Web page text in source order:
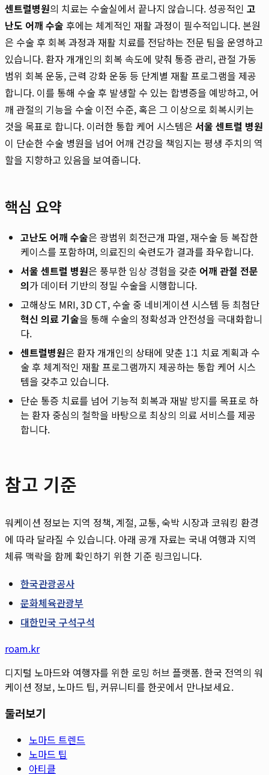
센트럴병원의 치료는 수술실에서 끝나지 않습니다. 성공적인 고
난도 어깨 수술 후에는 체계적인 재활 과정이 필수적입니다. 본원
은 수술 후 회복 과정과 재활 치료를 전담하는 전문 팀을 운영하고
있습니다. 환자 개개인의 회복 속도에 맞춰 통증 관리, 관절 가동
범위 회복 운동, 근력 강화 운동 등 단계별 재활 프로그램을 제공
합니다. 이를 통해 수술 후 발생할 수 있는 합병증을 예방하고, 어
깨 관절의 기능을 수술 이전 수준, 혹은 그 이상으로 회복시키는
것을 목표로 합니다. 이러한 통합 케어 시스템은 서울 센트럴 병원
이 단순한 수술 병원을 넘어 어깨 건강을 책임지는 평생 주치의 역
할을 지향하고 있음을 보여줍니다.
핵심 요약
고난도 어깨 수술은 광범위 회전근개 파열, 재수술 등 복잡한
케이스를 포함하며, 의료진의 숙련도가 결과를 좌우합니다.
서울 센트럴 병원은 풍부한 임상 경험을 갖춘 어깨 관절 전문
의가 데이터 기반의 정밀 수술을 시행합니다.
고해상도 MRI, 3D CT, 수술 중 네비게이션 시스템 등 최첨단
혁신 의료 기술을 통해 수술의 정확성과 안전성을 극대화합니
다.
센트럴병원은 환자 개개인의 상태에 맞춘 1:1 치료 계획과 수
술 후 체계적인 재활 프로그램까지 제공하는 통합 케어 시스
템을 갖추고 있습니다.
단순 통증 치료를 넘어 기능적 회복과 재발 방지를 목표로 하
는 환자 중심의 철학을 바탕으로 최상의 의료 서비스를 제공
합니다.
참고 기준
워케이션 정보는 지역 정책, 계절, 교통, 숙박 시장과 코워킹 환경
에 따라 달라질 수 있습니다. 아래 공개 자료는 국내 여행과 지역
체류 맥락을 함께 확인하기 위한 기준 링크입니다.
한국관광공사
문화체육관광부
대한민국 구석구석
roam.kr
디지털 노마드와 여행자를 위한 로밍 허브 플랫폼. 한국 전역의 워
케이션 정보, 노마드 팁, 커뮤니티를 한곳에서 만나보세요.
둘러보기
노마드 트렌드
노마드 팁
아티클